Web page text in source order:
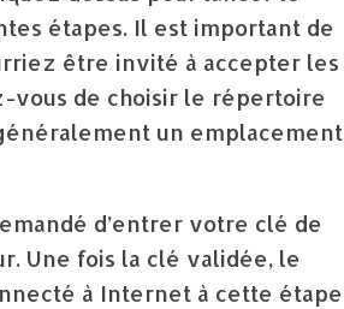
étapes. Il est important de
être invité à accepter les
vous de choisir le répertoire
un emplacement
d’entrer votre clé de
Une fois la clé validée, le
à Internet à cette étape